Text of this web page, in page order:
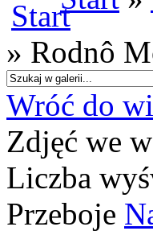
» Rodnô
Wróć do
Zdjęć we
Liczba
Przeboje